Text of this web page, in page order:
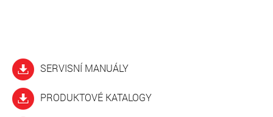
SERVISNÍ MANUÁLY
PRODUKTOVÉ KATALOGY